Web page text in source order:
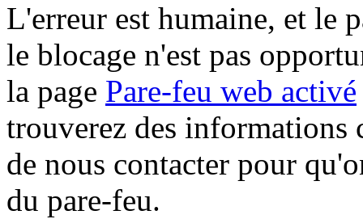
L'erreur est humaine, et le
le blocage n'est pas
la page Pare-feu web activé
trouverez des informations
de nous contacter pour
du pare-feu.